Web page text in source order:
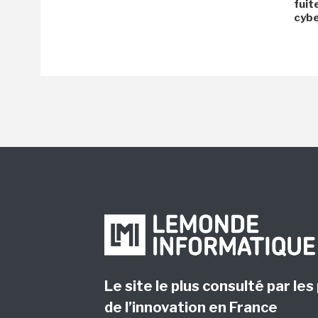
Le site le plus consulté par
de l’innovation en France